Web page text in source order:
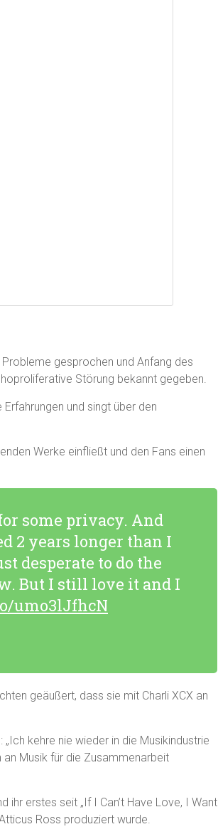
gesprochen und Anfang des
Störung bekannt gegeben.
Erfahrungen und singt über den
Werke einfließt und den Fans einen
some privacy. And
2 years longer than I
desperate to do the
But I still love it and I
umo3lJfhcN
geäußert, dass sie mit Charli XCX an
kehre nie wieder in die Musikindustrie
Musik für die Zusammenarbeit
ihr erstes seit „If I Can’t Have Love, I Want
Ross produziert wurde.